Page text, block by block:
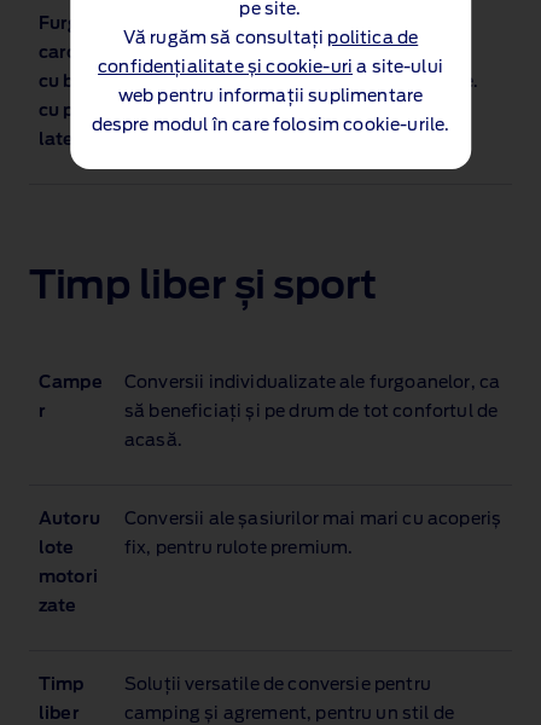
pe site.
Vă rugăm să consultați politica de
confidențialitate și cookie-uri a site-ului
web pentru informații suplimentare
despre modul în care folosim cookie-urile.
Furgoane
carosate
cu box sau
cu prelată
laterală
volumul spațiului de încărcare. Ideal
pentru serviciile de mutare sau livrare.
Timp liber și sport
Campe
r
Conversii individualizate ale furgoanelor, ca
să beneficiați și pe drum de tot confortul de
acasă.
Autoru
lote
motori
zate
Conversii ale șasiurilor mai mari cu acoperiș
fix, pentru rulote premium.
Timp
liber
Soluții versatile de conversie pentru
camping și agrement, pentru un stil de